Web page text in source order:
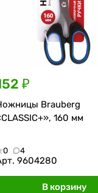
₽
Brauberg
160 мм
0 4
9604280
В корзину